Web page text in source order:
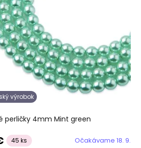
výrobok
perličky 4mm Mint green
45 ks Očakávame 18. 9.